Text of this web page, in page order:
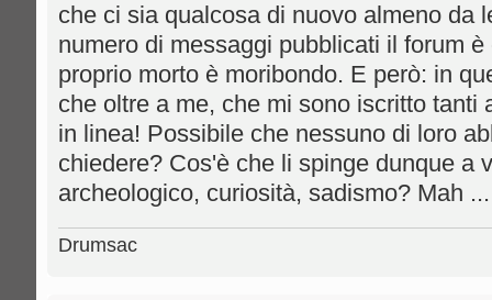
che ci sia qualcosa di nuovo almeno da
numero di messaggi pubblicati il forum
proprio morto è moribondo. E però: in
che oltre a me, che mi sono iscritto tanti
in linea! Possibile che nessuno di loro
chiedere? Cos'è che li spinge dunque a
archeologico, curiosità, sadismo? Mah ...
Drumsac